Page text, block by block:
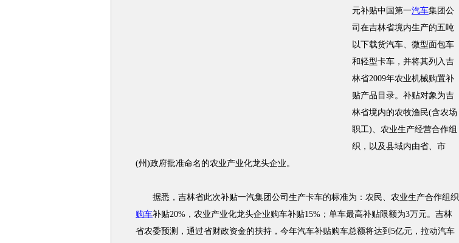
元补贴中国第一汽车集团公
司在吉林省境内生产的五吨
以下载货汽车、微型面包车
和轻型卡车，并将其列入吉
林省2009年农业机械购置补
贴产品目录。补贴对象为吉
林省境内的农牧渔民(含农场
职工)、农业生产经营合作组
织，以及县域内由省、市
(州)政府批准命名的农业产业化龙头企业。
据悉，吉林省此次补贴一汽集团公司生产卡车的标准为：农民、农业生产合作组织
购车补贴20%，农业产业化龙头企业购车补贴15%；单车最高补贴限额为3万元。吉林
省农委预测，通过省财政资金的扶持，今年汽车补贴购车总额将达到5亿元，拉动汽车